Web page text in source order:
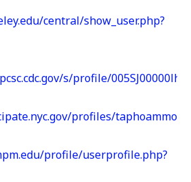
central/show_user.php?
s/profile/
profiles/
profile/userprofile.php?